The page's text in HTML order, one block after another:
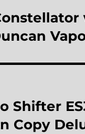
Shifter
Copy